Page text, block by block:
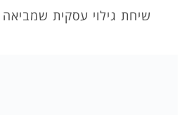
שיחת גילוי עסקית